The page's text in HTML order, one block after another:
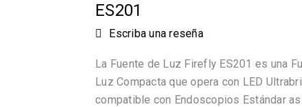
ES201
Escriba una reseña
La Fuente de Luz Firefly ES201 es una
Luz Compacta que opera con LED
compatible con Endoscopios Estándar